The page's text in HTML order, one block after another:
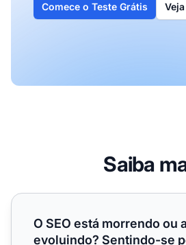
Comece o Teste Grátis
Saiba
O SEO está morrendo ou apenas
O SEO está morrendo ou
evoluindo? Sentindo-se